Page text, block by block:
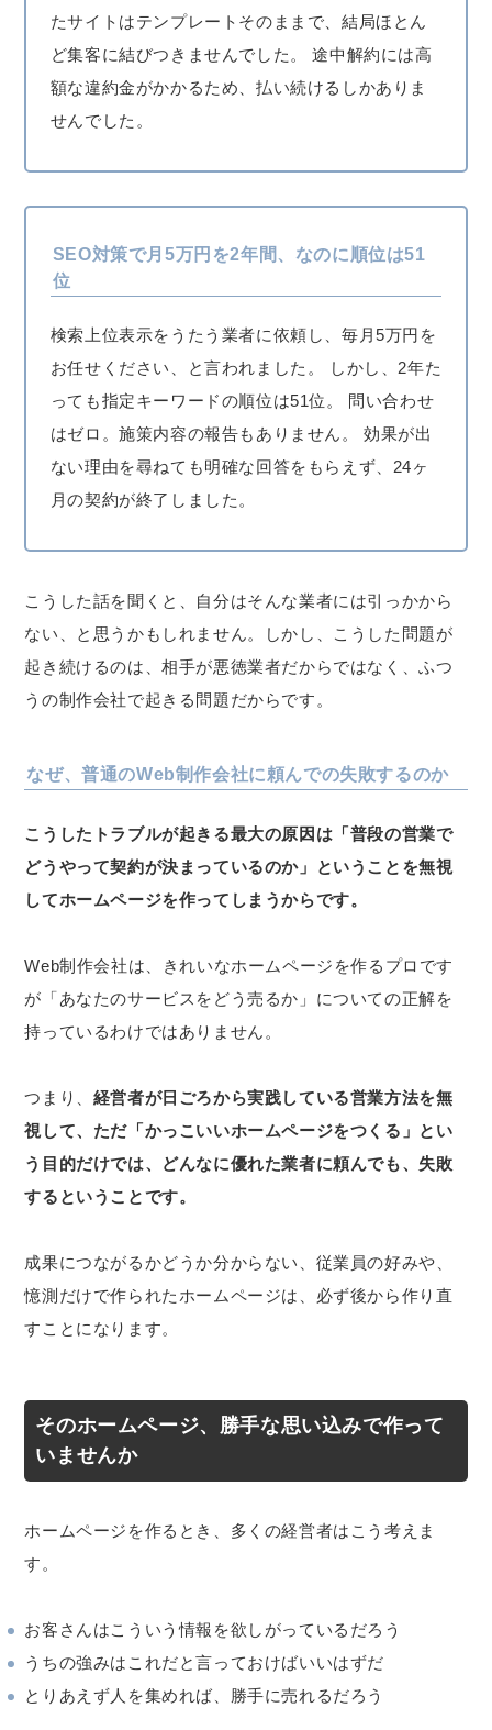
たサイトはテンプレートそのままで、結局ほとん
ど集客に結びつきませんでした。 途中解約には高
額な違約金がかかるため、払い続けるしかありま
せんでした。
SEO対策で月5万円を2年間、なのに順位は51
位
検索上位表示をうたう業者に依頼し、毎月5万円を
お任せください、と言われました。 しかし、2年た
っても指定キーワードの順位は51位。 問い合わせ
はゼロ。施策内容の報告もありません。 効果が出
ない理由を尋ねても明確な回答をもらえず、24ヶ
月の契約が終了しました。
こうした話を聞くと、自分はそんな業者には引っかから
ない、と思うかもしれません。しかし、こうした問題が
起き続けるのは、相手が悪徳業者だからではなく、ふつ
うの制作会社で起きる問題だからです。
なぜ、普通のWeb制作会社に頼んでの失敗するのか
こうしたトラブルが起きる最大の原因は「普段の営業で
どうやって契約が決まっているのか」ということを無視
してホームページを作ってしまうからです。
Web制作会社は、きれいなホームページを作るプロです
が「あなたのサービスをどう売るか」についての正解を
持っているわけではありません。
つまり、 経営者が日ごろから実践している営業方法を無
視して、ただ「かっこいいホームページをつくる」とい
う目的だけでは、どんなに優れた業者に頼んでも、失敗
するということです。
成果につながるかどうか分からない、従業員の好みや、
憶測だけで作られたホームページは、必ず後から作り直
すことになります。
そのホームページ、勝手な思い込みで作って
いませんか
ホームページを作るとき、多くの経営者はこう考えま
す。
お客さんはこういう情報を欲しがっているだろう
うちの強みはこれだと言っておけばいいはずだ
とりあえず人を集めれば、勝手に売れるだろう